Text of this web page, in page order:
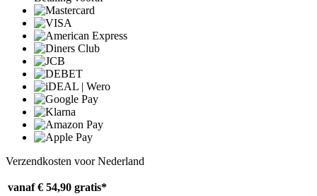
Verzendkosten voor Nederland
vanaf € 54,90 gratis*